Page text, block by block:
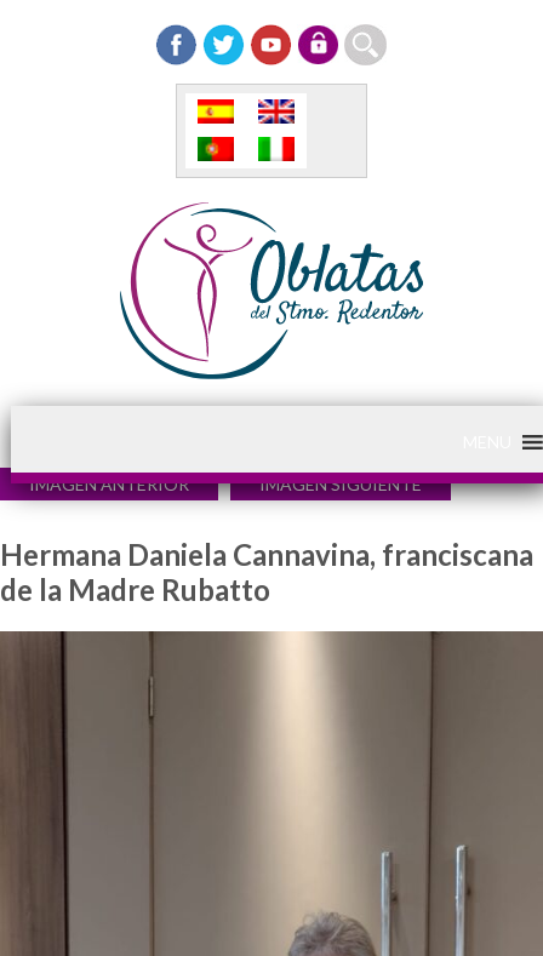
IMAGEN ANTERIOR IMAGEN SIGUIENTE
Hermana Daniela Cannavina, franciscana
de la Madre Rubatto